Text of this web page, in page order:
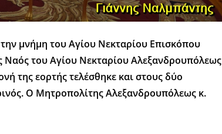
μνήμη του Αγίου Νεκταρίου Επισκόπου
του Αγίου Νεκταρίου Αλεξανδρουπόλεως
της εορτής τελέσθηκε και στους δύο
Ο Μητροπολίτης Αλεξανδρουπόλεως κ.